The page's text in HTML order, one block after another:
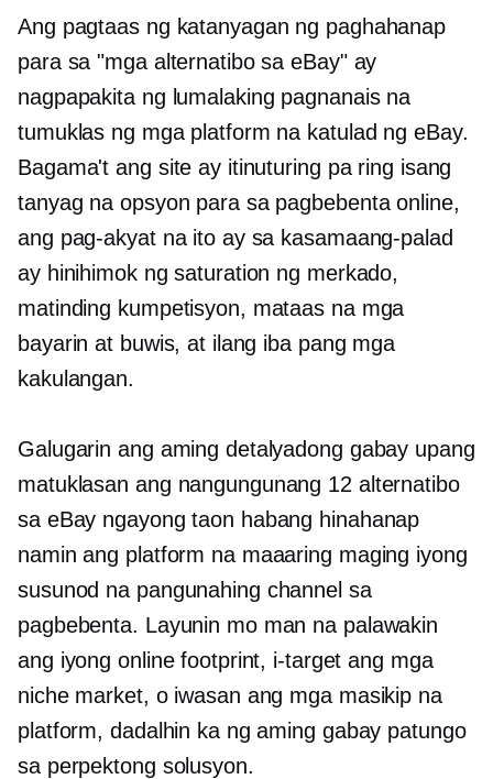
Ang pagtaas ng katanyagan ng paghahanap
para sa "mga alternatibo sa eBay" ay
nagpapakita ng lumalaking pagnanais na
tumuklas ng mga platform na katulad ng eBay.
Bagama't ang site ay itinuturing pa ring isang
tanyag na opsyon para sa pagbebenta online,
ang pag-akyat na ito ay sa kasamaang-palad
ay hinihimok ng saturation ng merkado,
matinding kumpetisyon, mataas na mga
bayarin at buwis, at ilang iba pang mga
kakulangan.
Galugarin ang aming detalyadong gabay upang
matuklasan ang nangungunang 12 alternatibo
sa eBay ngayong taon habang hinahanap
namin ang platform na maaaring maging iyong
susunod na pangunahing channel sa
pagbebenta. Layunin mo man na palawakin
ang iyong online footprint, i-target ang mga
niche market, o iwasan ang mga masikip na
platform, dadalhin ka ng aming gabay patungo
sa perpektong solusyon.